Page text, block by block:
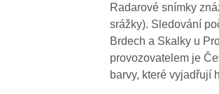
Radarové snímky
srážky). Sledování
Brdech a Skalky u
provozovatelem je
barvy, které vyjadřují